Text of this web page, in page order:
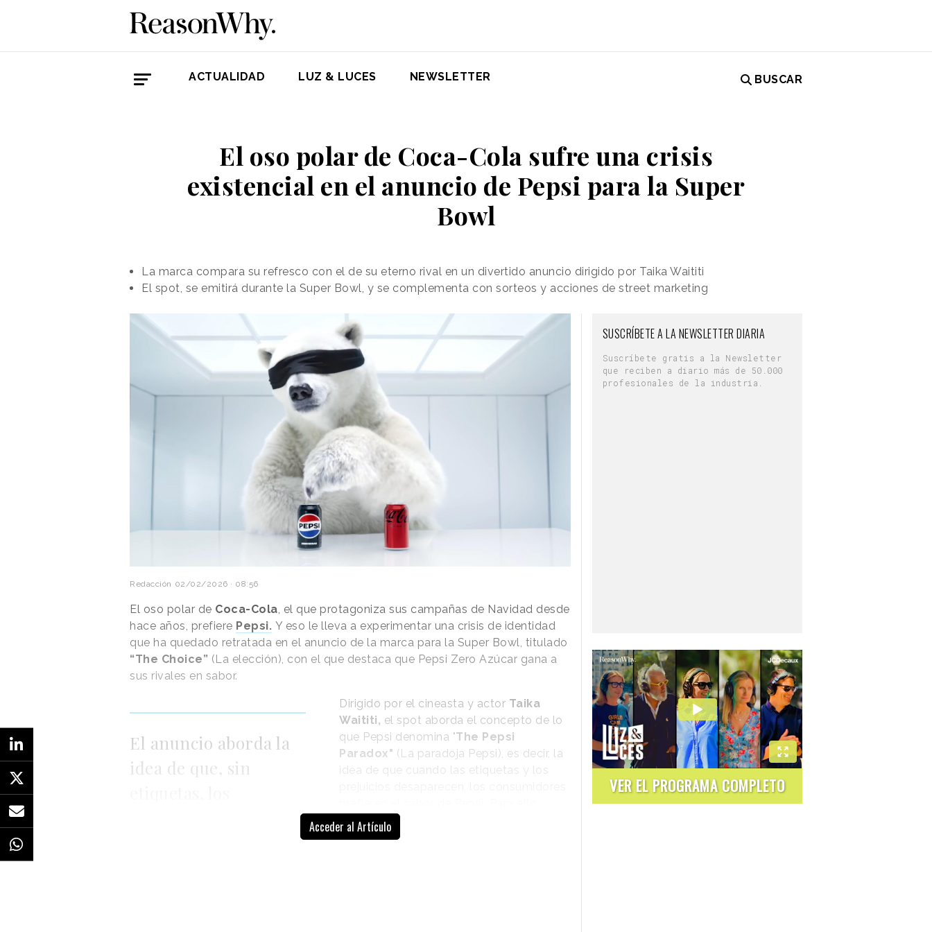
ACTUALIDAD LUZ & LUCES NEWSLETTER BUSCAR
El oso polar de Coca-Cola sufre una crisis
existencial en el anuncio de Pepsi para la Super
Bowl
La marca compara su refresco con el de su eterno rival en un divertido anuncio dirigido por Taika Waititi
El spot, se emitirá durante la Super Bowl, y se complementa con sorteos y acciones de street marketing
Redacción 02/02/2026 · 08:56
El oso polar de Coca-Cola, el que protagoniza sus campañas de Navidad desde
hace años, prefiere Pepsi. Y eso le lleva a experimentar una crisis de identidad
que ha quedado retratada en el anuncio de la marca para la Super Bowl, titulado
“The Choice” (La elección), con el que destaca que Pepsi Zero Azúcar gana a
sus rivales en sabor.
El anuncio aborda la
idea de que, sin
Dirigido por el cineasta y actor Taika
Waititi, el spot aborda el concepto de lo
que Pepsi denomina "The Pepsi
Paradox" (La paradoja Pepsi), es decir, la
idea de que cuando las etiquetas y los
somete al oso a una cata a ciegas de la
versión cero azúcar de ambos refrescos,
Acceder al Artículo
SUSCRÍBETE A LA NEWSLETTER DIARIA
Suscríbete gratis a la Newsletter
que reciben a diario más de 50.000
profesionales de la industria.
VER EL PROGRAMA COMPLETO